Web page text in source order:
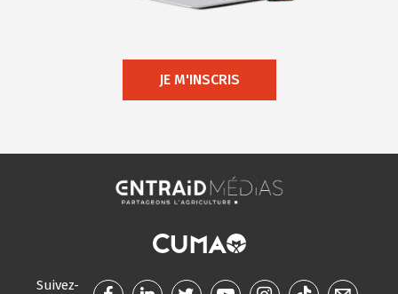
JE M'INSCRIS
Suivez-